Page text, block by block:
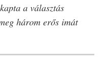
a választás
három erős imát